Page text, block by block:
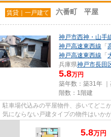
賃貸｜一戸建て 六番町 平屋
神戸市西神・山手
神戸高速東西線 「
神戸高速東西線 「
兵庫県神戸市長田
5.8万円
築年数：築31年 ｜
階数：1階建
駐車場代込みの平屋物件、歩いてどこ
気にならない戸建タイプの物件はいか
5.8万円